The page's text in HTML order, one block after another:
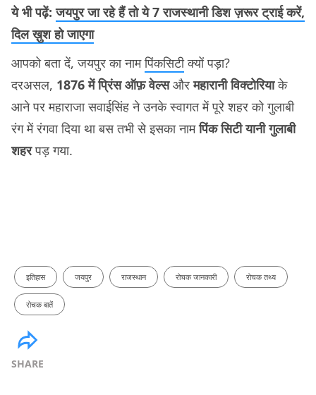
ये भी पढ़ें:जयपुर जा रहे हैं तो ये 7 राजस्थानी डिश ज़रूर ट्राई करें,
दिल ख़ुश हो जाएगा
आपको बता दें, जयपुर का नामपिंकसिटीक्यों पड़ा?
दरअसल, 1876 में प्रिंस ऑफ़ वेल्सऔरमहारानी विक्टोरियाके
आने पर महाराजा सवाईसिंह ने उनके स्वागत में पूरे शहर को गुलाबी
रंग में रंगवा दिया था बस तभी से इसका नामपिंक सिटी यानी गुलाबी
शहरपड़ गया.
इतिहास जयपुर राजस्थान रोचक जानकारी रोचक तथ्य
रोचक बातें
SHARE